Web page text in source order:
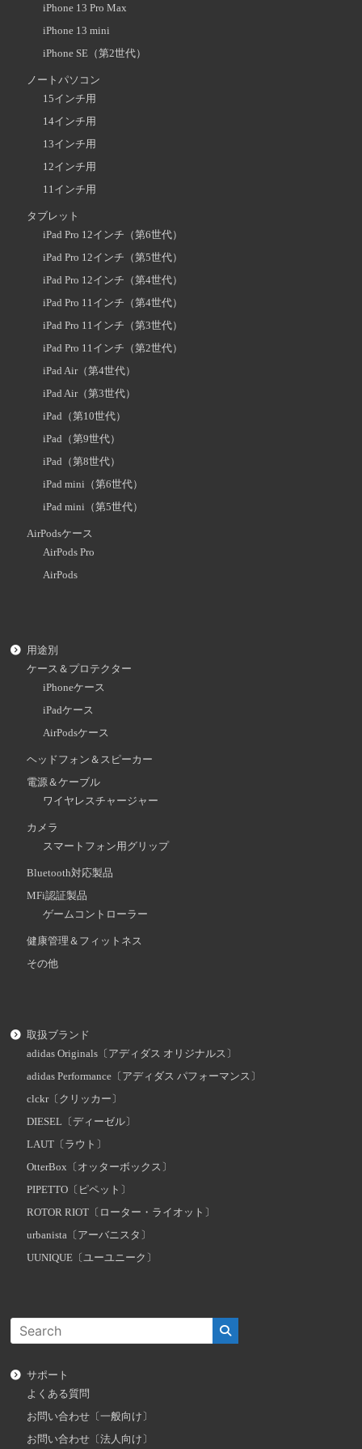
iPhone 13 Pro Max
iPhone 13 mini
iPhone SE（第2世代）
ノートパソコン
15インチ用
14インチ用
13インチ用
12インチ用
11インチ用
タブレット
iPad Pro 12インチ（第6世代）
iPad Pro 12インチ（第5世代）
iPad Pro 12インチ（第4世代）
iPad Pro 11インチ（第4世代）
iPad Pro 11インチ（第3世代）
iPad Pro 11インチ（第2世代）
iPad Air（第4世代）
iPad Air（第3世代）
iPad（第10世代）
iPad（第9世代）
iPad（第8世代）
iPad mini（第6世代）
iPad mini（第5世代）
AirPodsケース
AirPods Pro
AirPods
用途別
ケース＆プロテクター
iPhoneケース
iPadケース
AirPodsケース
ヘッドフォン＆スピーカー
電源＆ケーブル
ワイヤレスチャージャー
カメラ
スマートフォン用グリップ
Bluetooth対応製品
MFi認証製品
ゲームコントローラー
健康管理＆フィットネス
その他
取扱ブランド
adidas Originals〔アディダス オリジナルス〕
adidas Performance〔アディダス パフォーマンス〕
clckr〔クリッカー〕
DIESEL〔ディーゼル〕
LAUT〔ラウト〕
OtterBox〔オッターボックス〕
PIPETTO〔ピペット〕
ROTOR RIOT〔ローター・ライオット〕
urbanista〔アーバニスタ〕
UUNIQUE〔ユーユニーク〕
サポート
よくある質問
お問い合わせ〔一般向け〕
お問い合わせ〔法人向け〕